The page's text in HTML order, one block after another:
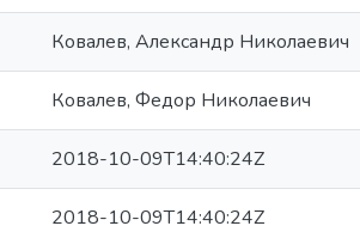
Ковалев, Александр Николаевич
Ковалев, Федор Николаевич
2018-10-09T14:40:24Z
2018-10-09T14:40:24Z